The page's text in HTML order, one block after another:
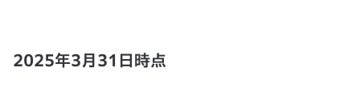
2025年3月31日時点